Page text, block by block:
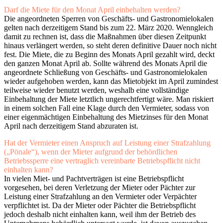
Darf die Miete für den Monat April einbehalten werden?
Die angeordneten Sperren von Geschäfts- und Gastronomielokalen
gelten nach derzeitigem Stand bis zum 22. März 2020. Wenngleich
damit zu rechnen ist, dass die Maßnahmen über diesen Zeitpunkt
hinaus verlängert werden, so steht deren definitive Dauer noch nicht
fest. Die Miete, die zu Beginn des Monats April gezahlt wird, deckt
den ganzen Monat April ab. Sollte während des Monats April die
angeordnete Schließung von Geschäfts- und Gastronomielokalen
wieder aufgehoben werden, kann das Mietobjekt im April zumindest
teilweise wieder benutzt werden, weshalb eine vollständige
Einbehaltung der Miete letztlich ungerechtfertigt wäre. Man riskiert
in einem solchen Fall eine Klage durch den Vermieter, sodass von
einer eigenmächtigen Einbehaltung des Mietzinses für den Monat
April nach derzeitigem Stand abzuraten ist.
Hat der Vermieter einen Anspruch auf Leistung einer Strafzahlung
(„Pönale“), wenn der Mieter aufgrund der behördlichen
Betriebssperre eine vertraglich vereinbarte Betriebspflicht nicht
einhalten kann?
In vielen Miet- und Pachtverträgen ist eine Betriebspflicht
vorgesehen, bei deren Verletzung der Mieter oder Pächter zur
Leistung einer Strafzahlung an den Vermieter oder Verpächter
verpflichtet ist. Da der Mieter oder Pächter die Betriebspflicht
jedoch deshalb nicht einhalten kann, weil ihm der Betrieb des